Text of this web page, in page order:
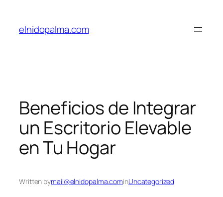
content
elnidopalma.com
Beneficios de Integrar
un Escritorio Elevable
en Tu Hogar
Written bymail@elnidopalma.cominUncategorized